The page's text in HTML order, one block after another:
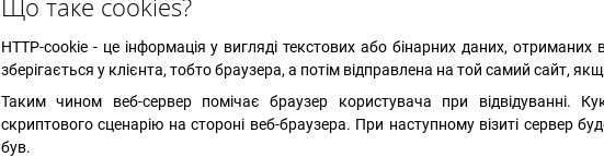
Що таке cookies?
HTTP-cookie - це інформація у вигляді текстових або бінарних даних, отриманих
зберігається у клієнта, тобто браузера, а потім відправлена на той самий сайт,
Таким чином веб-сервер помічає браузер користувача при відвідуванні.
скриптового сценарію на стороні веб-браузера. При наступному візиті сервер
був.